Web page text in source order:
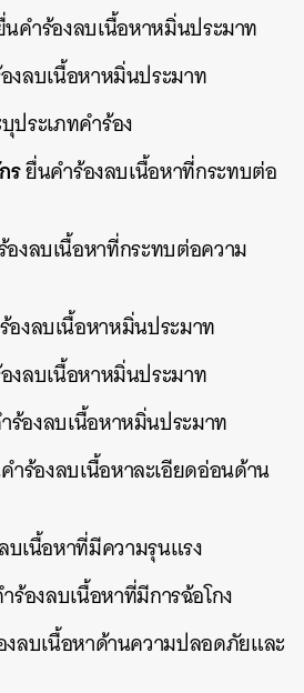
คำร้องลบเนื้อหาหมิ่นประมาท
งลบเนื้อหาหมิ่นประมาท
ประเภทคำร้อง
รยื่นคำร้องลบเนื้อหาที่กระทบต่อ
งลบเนื้อหาที่กระทบต่อความ
งลบเนื้อหาหมิ่นประมาท
งลบเนื้อหาหมิ่นประมาท
ร้องลบเนื้อหาหมิ่นประมาท
ร้องลบเนื้อหาละเอียดอ่อนด้าน
เนื้อหาที่มีความรุนแรง
ร้องลบเนื้อหาที่มีการฉ้อโกง
ลบเนื้อหาด้านความปลอดภัยและ